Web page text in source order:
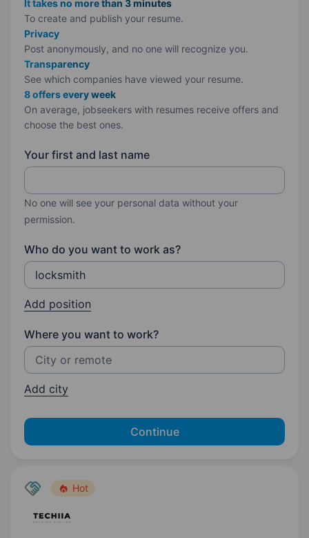
It takes no more than 3 minutes
To create and publish your resume.
Privacy
Post anonymously, and no one will recognize you.
Transparency
See which companies have viewed your resume.
8 offers every week
On average, jobseekers with resumes receive offers and
choose the best ones.
Your first and last name
No one will see your personal data without your
permission.
Who do you want to work as?
Add position
Where you want to work?
Add city
Continue
Hot